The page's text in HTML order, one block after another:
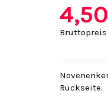
Bruttopreis
Rückseite.